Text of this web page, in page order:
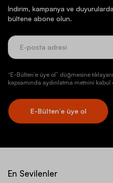
İndirim, kampanya ve
bültene abone olun.
“E-Bülten’e üye ol” düğmesine
kapsamında aydınlatma metnini kabul
E-Bülten’e üye ol
En Sevilenler